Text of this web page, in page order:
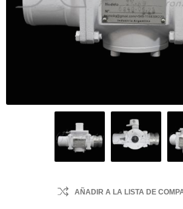
AÑADIR A LA LISTA DE